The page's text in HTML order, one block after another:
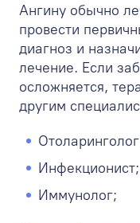
Ангину обычно
провести
диагноз и
лечение. Если
осложняется,
другим
Инфекционист;
Иммунолог;